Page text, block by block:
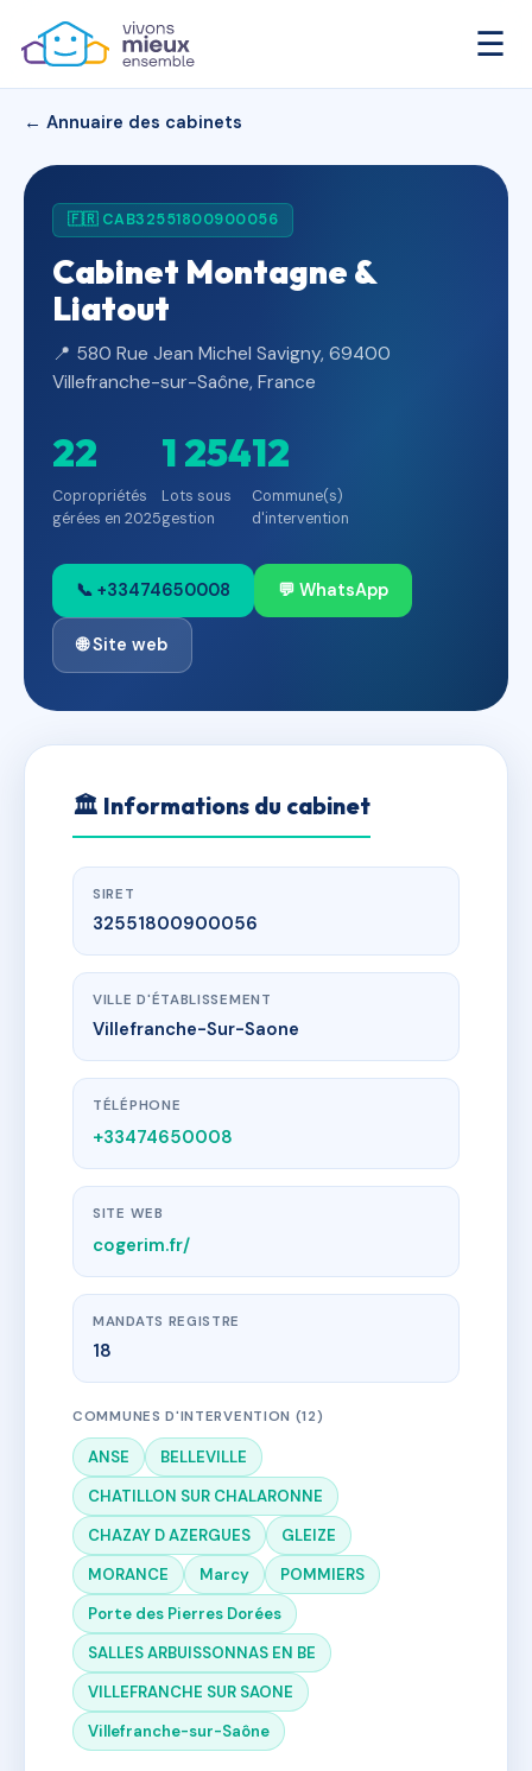
☰
← Annuaire des cabinets
🇫🇷 CAB32551800900056
Cabinet Montagne &
Liatout
📍 580 Rue Jean Michel Savigny, 69400
Villefranche-sur-Saône, France
22
Copropriétés
gérées en 2025
1 254
Lots sous
gestion
12
Commune(s)
d'intervention
📞 +33474650008 💬 WhatsApp
🌐 Site web
🏛 Informations du cabinet
SIRET
32551800900056
VILLE D'ÉTABLISSEMENT
Villefranche-Sur-Saone
TÉLÉPHONE
+33474650008
SITE WEB
cogerim.fr/
MANDATS REGISTRE
18
COMMUNES D'INTERVENTION (12)
ANSE
BELLEVILLE
CHATILLON SUR CHALARONNE
CHAZAY D AZERGUES
GLEIZE
MORANCE
Marcy
POMMIERS
Porte des Pierres Dorées
SALLES ARBUISSONNAS EN BE
VILLEFRANCHE SUR SAONE
Villefranche-sur-Saône